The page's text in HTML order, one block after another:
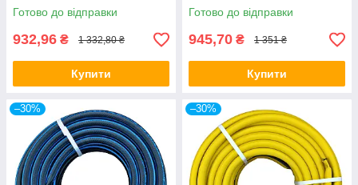
Готово до відправки
932,96 ₴ 1 332,80 ₴
Купити
Готово до відправки
945,70 ₴ 1 351 ₴
Купити
–30% –30%